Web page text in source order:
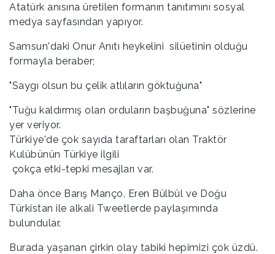
Atatürk anısına üretilen formanın tanıtımını sosyal
medya sayfasından yapıyor.
Samsun'daki Onur Anıtı heykelini silüetinin olduğu
formayla beraber;
"Saygı olsun bu çelik atlıların göktuğuna"
"Tuğu kaldırmış olan orduların başbuğuna" sözlerine
yer veriyor.
Türkiye'de çok sayıda taraftarları olan Traktör
Kulübünün Türkiye ilgili
çokça etki-tepki mesajları var.
Daha önce Barış Manço, Eren Bülbül ve Doğu
Türkistan ile alkali Tweetlerde paylaşımında
bulundular.
Burada yaşanan çirkin olay tabiki hepimizi çok üzdü.